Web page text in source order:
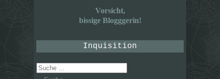
Vorsicht,
bissige Blogggerin!
Inquisition
Suche